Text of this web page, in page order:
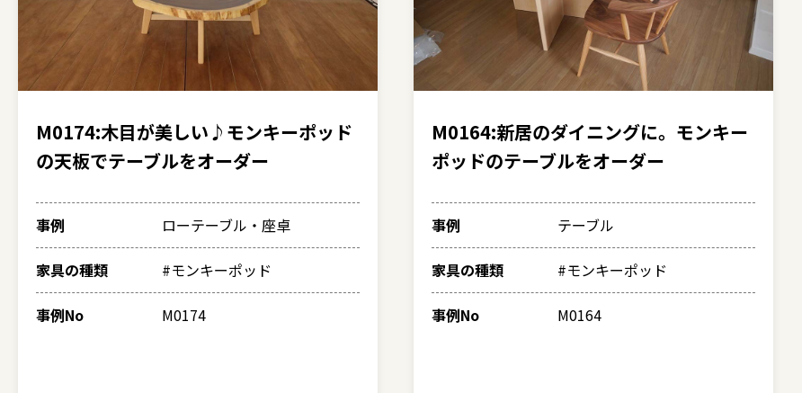
M0174:木目が美しい♪モンキーポッド
の天板でテーブルをオーダー
事例 ローテーブル・座卓
家具の種類 #モンキーポッド
事例No M0174
M0164:新居のダイニングに。モンキー
ポッドのテーブルをオーダー
事例 テーブル
家具の種類 #モンキーポッド
事例No M0164